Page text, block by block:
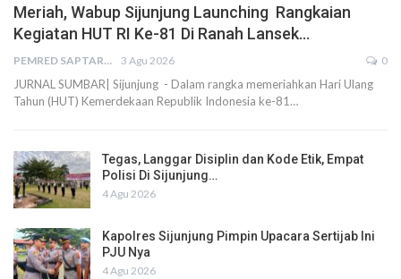
Meriah, Wabup Sijunjung Launching Rangkaian
Kegiatan HUT RI Ke-81 Di Ranah Lansek…
PEMRED SAPTARIUS 3 Agu 2026 0
JURNAL SUMBAR| Sijunjung - Dalam rangka memeriahkan Hari Ulang
Tahun (HUT) Kemerdekaan Republik Indonesia ke-81…
Tegas, Langgar Disiplin dan Kode Etik, Empat
Polisi Di Sijunjung…
4 Agu 2026
Kapolres Sijunjung Pimpin Upacara Sertijab Ini
PJU Nya
4 Agu 2026